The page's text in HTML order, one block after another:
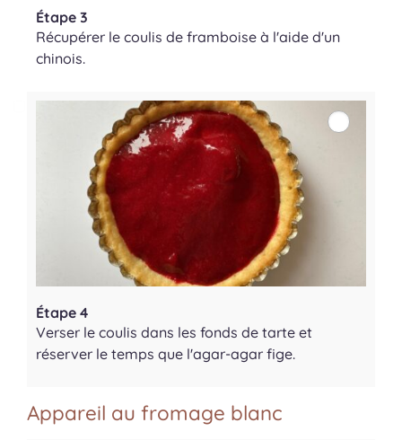
Étape 3
Récupérer le coulis de framboise à l'aide d'un
chinois.
Étape 4
Verser le coulis dans les fonds de tarte et
réserver le temps que l'agar-agar fige.
Appareil au fromage blanc